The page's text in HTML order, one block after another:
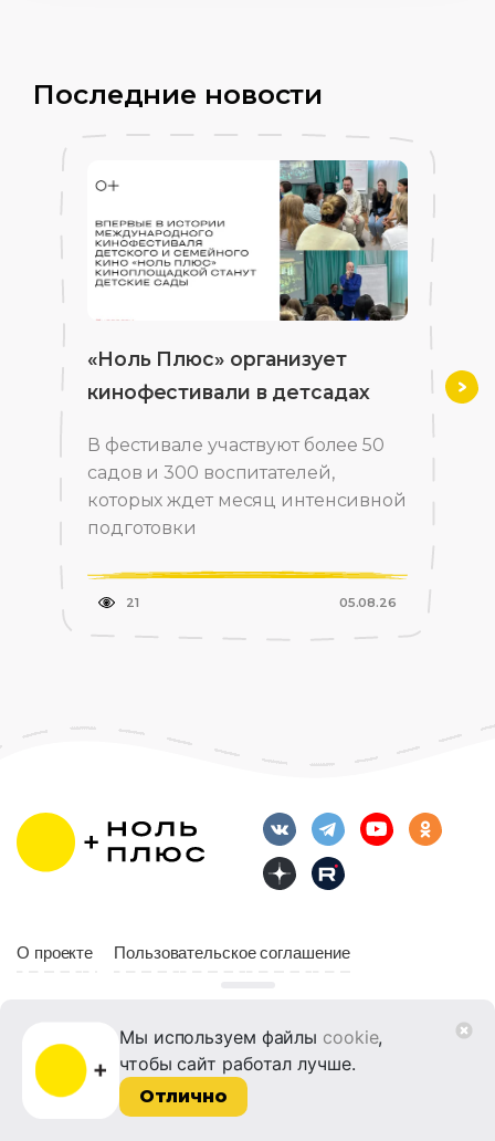
Мы используем файлы cookie,
чтобы сайт работал лучше.
Отлично
Последние новости
«Ноль Плюс» организует
кинофестивали в детсадах
В фестивале участвуют более 50
садов и 300 воспитателей,
которых ждет месяц интенсивной
подготовки
21 05.08.26
О проекте Пользовательское соглашение
Сведения об организации Публичная оферта
Платные услуги FAQ